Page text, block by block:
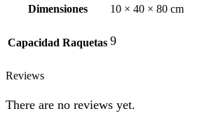
Dimensiones
10 × 40 × 80 cm
Capacidad Raquetas 9
Reviews
There are no reviews yet.